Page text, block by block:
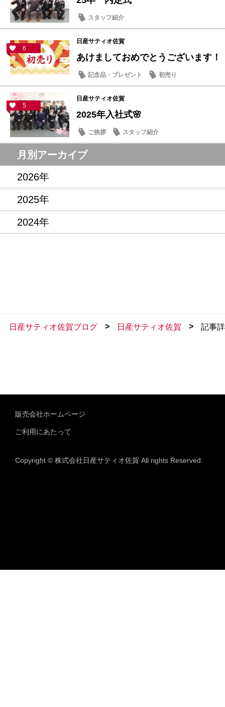
スタッフ紹介
6
日産サティオ佐賀
あけましておめでとうございます！
記念品・プレゼント 初売り
5
日産サティオ佐賀
2025年入社式🌸
ご挨拶 スタッフ紹介
月別アーカイブ
2026年
2025年
2024年
日産サティオ佐賀ブログ > 日産サティオ佐賀 > 記事
販売会社ホームページ
ご利用にあたって
Copyright © 株式会社日産サティオ佐賀 All rights Reserved.